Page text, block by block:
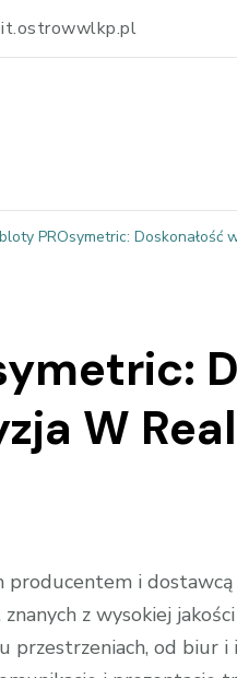
PROsymetric:
W
PROsymetric:
producentem i
z wysokiej
od biur